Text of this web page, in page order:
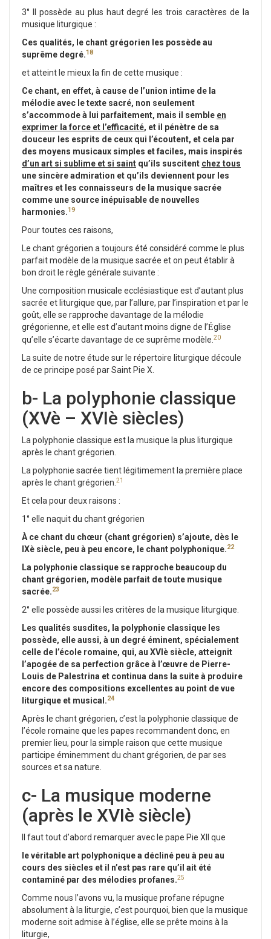
3° Il possède au plus haut degré les trois caractères de la
musique liturgique :
Ces qualités, le chant grégorien les possède au
suprême degré.18
et atteint le mieux la fin de cette musique :
Ce chant, en effet, à cause de l’union intime de la
mélodie avec le texte sacré, non seulement
s’accommode à lui parfaitement, mais il semble en
exprimer la force et l’efficacité, et il pénètre de sa
douceur les esprits de ceux qui l’écoutent, et cela par
des moyens musicaux simples et faciles, mais inspirés
d’un art si sublime et si saint qu’ils suscitent chez tous
une sincère admiration et qu’ils deviennent pour les
maîtres et les connaisseurs de la musique sacrée
comme une source inépuisable de nouvelles
harmonies.19
Pour toutes ces raisons,
Le chant grégorien a toujours été considéré comme le plus
parfait modèle de la musique sacrée et on peut établir à
bon droit le règle générale suivante :
Une composition musicale ecclésiastique est d’autant plus
sacrée et liturgique que, par l’allure, par l’inspiration et par le
goût, elle se rapproche davantage de la mélodie
grégorienne, et elle est d’autant moins digne de l’Église
qu’elle s’écarte davantage de ce suprême modèle. 20
La suite de notre étude sur le répertoire liturgique découle
de ce principe posé par Saint Pie X.
b- La polyphonie classique
(XVè – XVIè siècles)
La polyphonie classique est la musique la plus liturgique
après le chant grégorien.
La polyphonie sacrée tient légitimement la première place
après le chant grégorien. 21
Et cela pour deux raisons :
1° elle naquit du chant grégorien
À ce chant du chœur (chant grégorien) s’ajoute, dès le
IXè siècle, peu à peu encore, le chant polyphonique.22
La polyphonie classique se rapproche beaucoup du
chant grégorien, modèle parfait de toute musique
sacrée.23
2° elle possède aussi les critères de la musique liturgique.
Les qualités susdites, la polyphonie classique les
possède, elle aussi, à un degré éminent, spécialement
celle de l’école romaine, qui, au XVIè siècle, atteignit
l’apogée de sa perfection grâce à l’œuvre de Pierre-
Louis de Palestrina et continua dans la suite à produire
encore des compositions excellentes au point de vue
liturgique et musical.24
Après le chant grégorien, c’est la polyphonie classique de
l’école romaine que les papes recommandent donc, en
premier lieu, pour la simple raison que cette musique
participe éminemment du chant grégorien, de par ses
sources et sa nature.
c- La musique moderne
(après le XVIè siècle)
Il faut tout d’abord remarquer avec le pape Pie XII que
le véritable art polyphonique a décliné peu à peu au
cours des siècles et il n’est pas rare qu’il ait été
contaminé par des mélodies profanes.25
Comme nous l’avons vu, la musique profane répugne
absolument à la liturgie, c’est pourquoi, bien que la musique
moderne soit admise à l’église, elle se prête moins à la
liturgie,